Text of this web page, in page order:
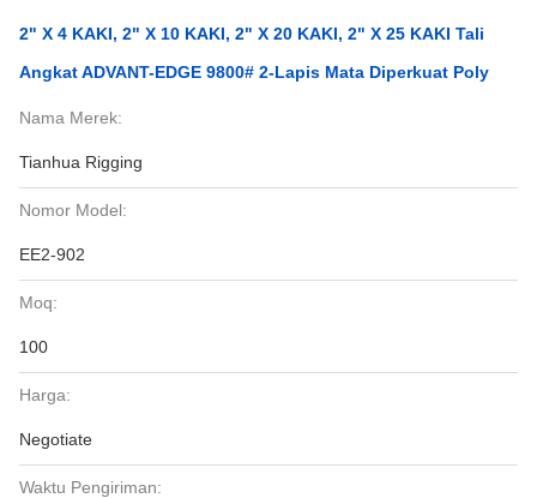
2" X 4 KAKI, 2" X 10 KAKI, 2" X 20 KAKI, 2" X 25 KAKI Tali
Angkat ADVANT-EDGE 9800# 2-Lapis Mata Diperkuat Poly
Nama Merek:
Tianhua Rigging
Nomor Model:
EE2-902
Moq:
100
Harga:
Negotiate
Waktu Pengiriman: